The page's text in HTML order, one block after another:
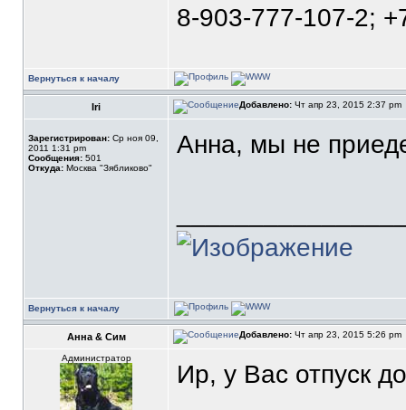
8-903-777-107-2;
Вернуться к началу
Iri Добавлено: Чт апр 23, 2015 2:37 pm
Зарегистрирован: Ср ноя 09,
2011 1:31 pm
Сообщения: 501
Откуда: Москва "Зябликово"
Анна, мы не
Вернуться к началу
Анна & Сим Добавлено: Чт апр 23, 2015 5:26 pm
Администратор
Ир, у Вас отпуск